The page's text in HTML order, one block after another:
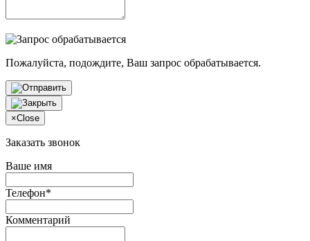
Пожалуйста, подождите, Ваш запрос обрабатывается.
×Close
Заказать звонок
Ваше имя
Телефон*
Комментарий